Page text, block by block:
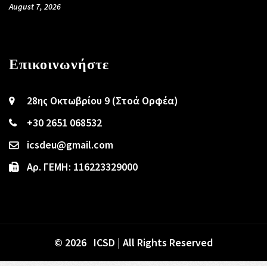
August 7, 2026
Επικοινωνήστε
28ης Οκτωβρίου 9 (Στοά Ορφέα)
+30 2651 068532
icsdeu@gmail.com
Αρ. ΓΕΜΗ: 116223329000
© 2026 ICSD | All Rights Reserved